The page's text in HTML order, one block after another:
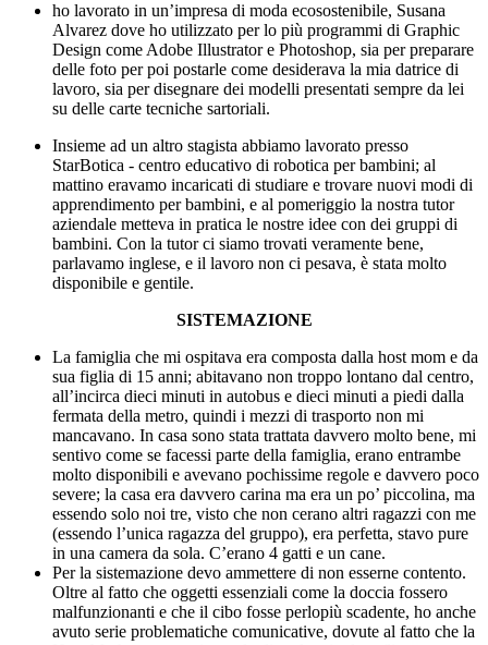
ho lavorato in un’impresa di moda ecosostenibile, Susana
Alvarez dove ho utilizzato per lo più programmi di Graphic
Design come Adobe Illustrator e Photoshop, sia per preparare
delle foto per poi postarle come desiderava la mia datrice di
lavoro, sia per disegnare dei modelli presentati sempre da lei
su delle carte tecniche sartoriali.
Insieme ad un altro stagista abbiamo lavorato presso
StarBotica - centro educativo di robotica per bambini; al
mattino eravamo incaricati di studiare e trovare nuovi modi di
apprendimento per bambini, e al pomeriggio la nostra tutor
aziendale metteva in pratica le nostre idee con dei gruppi di
bambini. Con la tutorci siamo trovati veramente bene,
parlavamo inglese, e il lavoro non ci pesava, è stata molto
disponibile e gentile.
SISTEMAZIONE
La famiglia che mi ospitava era composta dalla host mom e da
sua figlia di 15 anni; abitavano non troppo lontano dal centro,
all’incirca dieci minuti in autobus e dieci minuti a piedi dalla
fermata della metro, quindi i mezzi di trasporto non mi
mancavano. In casa sono stata trattata davvero molto bene, mi
sentivo come se facessi parte della famiglia, erano entrambe
molto disponibili e avevano pochissime regole e davvero poco
severe; la casa era davvero carina ma era un po’ piccolina, ma
essendo solo noi tre, visto che non cerano altri ragazzi con me
(essendo l’unica ragazza del gruppo), era perfetta, stavo pure
in una camera da sola. C’erano 4 gatti e un cane.
Per la sistemazione devo ammettere di non esserne contento.
Oltre al fatto che oggetti essenziali come la doccia fossero
malfunzionanti e che il cibo fosse perlopiù scadente, ho anche
avuto serie problematiche comunicative, dovute al fatto che la